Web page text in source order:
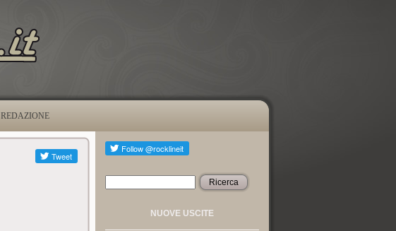
REDAZIONE
Form di ricerca
Ricerca
NUOVE USCITE